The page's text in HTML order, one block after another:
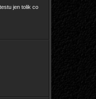
jen tolik co